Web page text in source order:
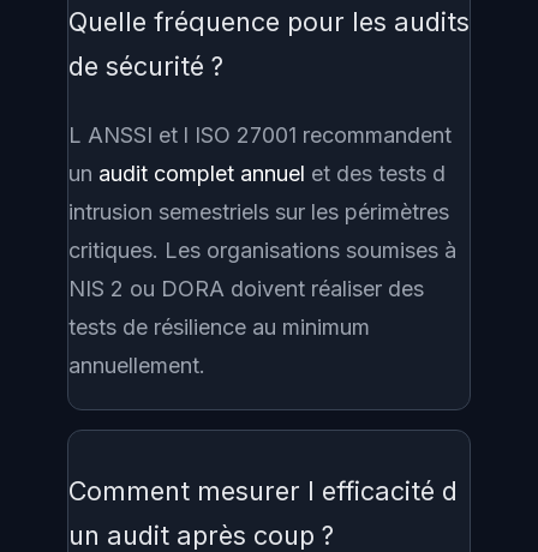
Quelle fréquence pour les audits
de sécurité ?
L ANSSI et l ISO 27001 recommandent
un audit complet annuel et des tests d
intrusion semestriels sur les périmètres
critiques. Les organisations soumises à
NIS 2 ou DORA doivent réaliser des
tests de résilience au minimum
annuellement.
Comment mesurer l efficacité d
un audit après coup ?